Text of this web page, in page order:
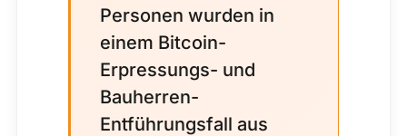
Personen wurden in
einem Bitcoin-
Erpressungs- und
Bauherren-
Entführungsfall aus